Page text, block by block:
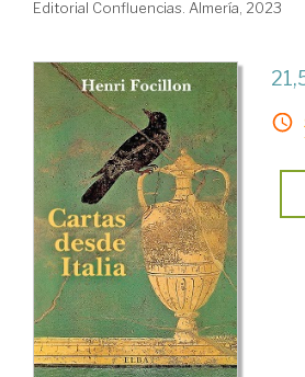
Editorial Confluencias. Almería, 2023